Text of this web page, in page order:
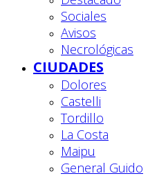
Sociales
Avisos
Necrológicas
CIUDADES
Dolores
Castelli
Tordillo
La Costa
Maipu
General Guido